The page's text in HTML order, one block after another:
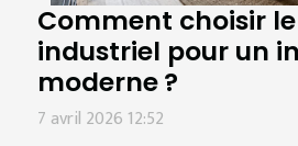
Comment choisir
industriel pour un
moderne ?
7 avril 2026 12:52